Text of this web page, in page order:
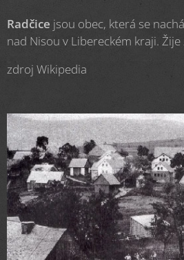
Radčice jsou obec, která se
nad Nisou v Libereckém kraji.
zdroj Wikipedia